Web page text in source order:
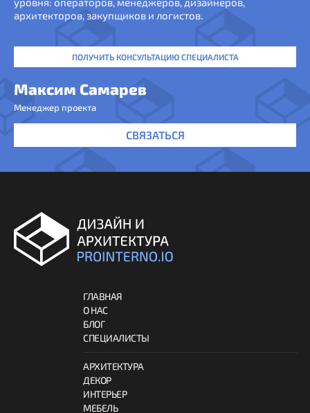
архитекторов, закупщиков и логистов.
ПОЛУЧИТЬ КОНСУЛЬТАЦИЮ СПЕЦИАЛИСТА
Максим Самарев
Менеджер проекта
СВЯЗАТЬСЯ
ГЛАВНАЯ
О НАС
БЛОГ
СПЕЦИАЛИСТЫ
АРХИТЕКТУРА
ДЕКОР
ИНТЕРЬЕР
МЕБЕЛЬ